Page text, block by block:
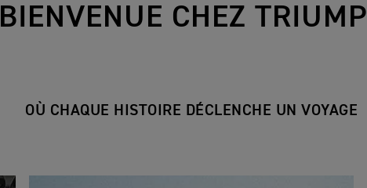
BIENVENUE CHEZ
OÙ CHAQUE HISTOIRE DÉCLENCHE UN VOYAGE